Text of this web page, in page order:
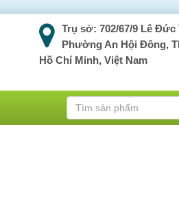
Trụ sở: 702/67/9 Lê Đức
Phường An Hội Đông,
Hồ Chí Minh, Việt Nam